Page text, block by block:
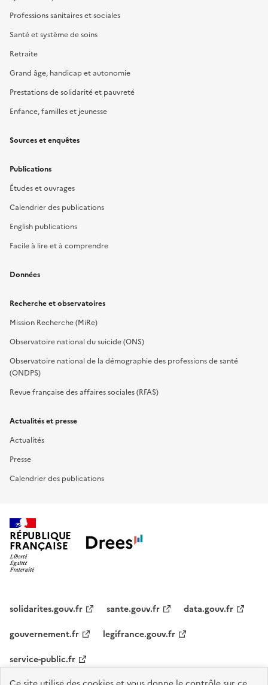
Professions sanitaires et sociales
Santé et système de soins
Retraite
Grand âge, handicap et autonomie
Prestations de solidarité et pauvreté
Enfance, familles et jeunesse
Sources et enquêtes
Publications
Études et ouvrages
Calendrier des publications
English publications
Facile à lire et à comprendre
Données
Recherche et observatoires
Mission Recherche (MiRe)
Observatoire national du suicide (ONS)
Observatoire national de la démographie des professions de santé
(ONDPS)
Revue française des affaires sociales (RFAS)
Actualités et presse
Actualités
Presse
Calendrier des publications
RÉPUBLIQUE
FRANÇAISE
solidarites.gouv.fr sante.gouv.fr
data.gouv.fr
gouvernement.fr
legifrance.gouv.fr
service-public.fr